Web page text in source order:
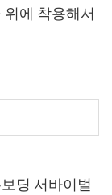
에 착용해서
딩 서바이벌